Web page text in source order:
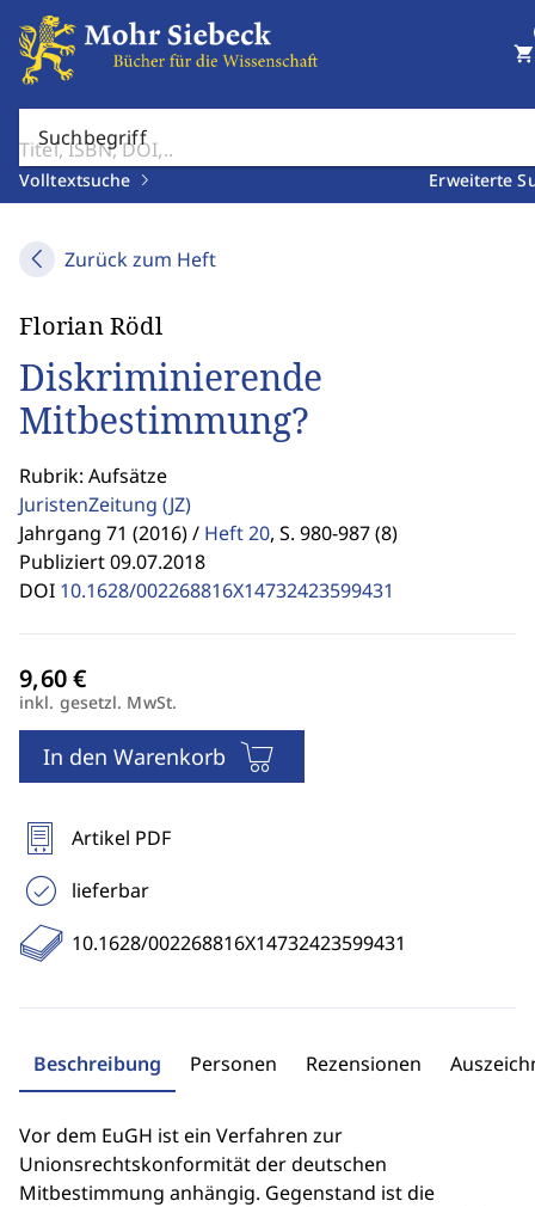
Suchbegriff
Volltextsuche Erweiterte
shopping_cart
Zurück zum Heft
Florian Rödl
Diskriminierende
Mitbestimmung?
Rubrik: Aufsätze
JuristenZeitung (JZ)
Jahrgang 71 (2016) / Heft 20, S. 980-987 (8)
Publiziert 09.07.2018
DOI 10.1628/002268816X14732423599431
inkl. gesetzl. MwSt.
In den Warenkorb
Artikel PDF
lieferbar
10.1628/002268816X14732423599431
Beschreibung Personen Rezensionen
Vor dem EuGH ist ein Verfahren zur
Unionsrechtskonformität der deutschen
Mitbestimmung anhängig. Gegenstand ist die